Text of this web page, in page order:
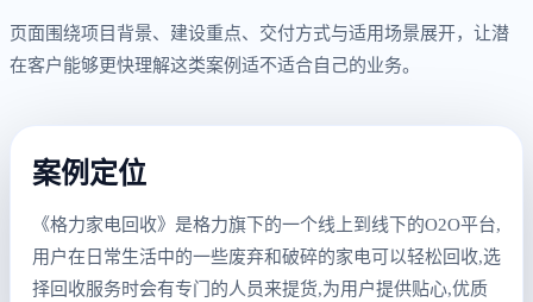
页面围绕项目背景、建设重点、交付方式与适用场景展开，让潜
在客户能够更快理解这类案例适不适合自己的业务。
案例定位
《格力家电回收》是格力旗下的一个线上到线下的O2O平台,
用户在日常生活中的一些废弃和破碎的家电可以轻松回收,选
择回收服务时会有专门的人员来提货,为用户提供贴心,优质